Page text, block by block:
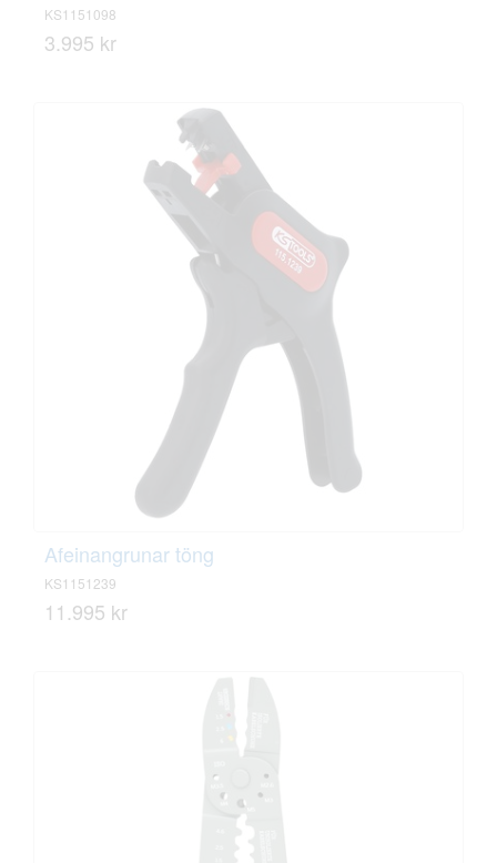
KS1151098
3.995 kr
Afeinangrunar töng
KS1151239
11.995 kr